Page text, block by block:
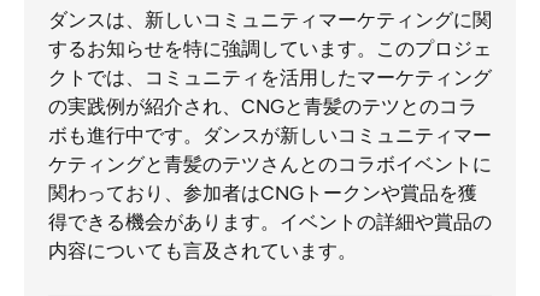
ダンスは、新しいコミュニティマーケティングに関
するお知らせを特に強調しています。このプロジェ
クトでは、コミュニティを活用したマーケティング
の実践例が紹介され、CNGと青髪のテツとのコラ
ボも進行中です。ダンスが新しいコミュニティマー
ケティングと青髪のテツさんとのコラボイベントに
関わっており、参加者はCNGトークンや賞品を獲
得できる機会があります。イベントの詳細や賞品の
内容についても言及されています。